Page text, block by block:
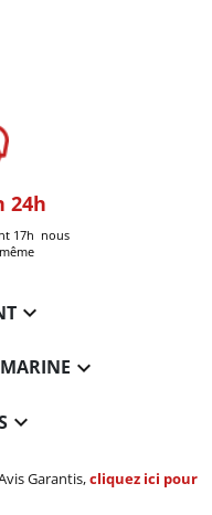
24h
17h nous



Garantis,cliquez ici pour